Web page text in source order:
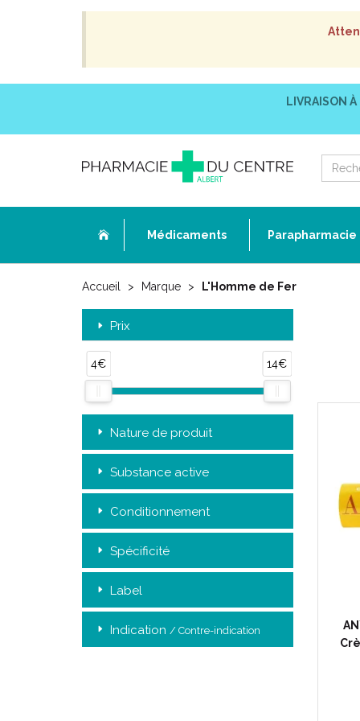
LIVRAISON À
Médicaments Parapharmacie
Accueil Marque L'Homme de Fer
Prix
4€ 14€
Nature de produit
Substance active
Conditionnement
Spécificité
Label
Indication / Contre-indication